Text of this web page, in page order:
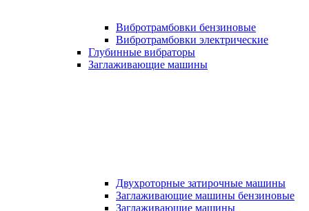
Вибротрамбовки бензиновые
Вибротрамбовки электрические
Глубинные вибраторы
Заглаживающие машины
Двухроторные затирочные машины
Заглаживающие машины бензиновые
Заглаживающие машины